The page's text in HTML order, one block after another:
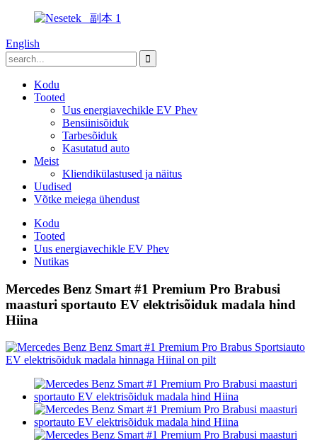
English
Kodu
Tooted
Uus energiavechikle EV Phev
Bensiinisõiduk
Tarbesõiduk
Kasutatud auto
Meist
Kliendikülastused ja näitus
Uudised
Võtke meiega ühendust
Kodu
Tooted
Uus energiavechikle EV Phev
Nutikas
Mercedes Benz Smart #1 Premium Pro Brabusi
maasturi sportauto EV elektrisõiduk madala hind
Hiina